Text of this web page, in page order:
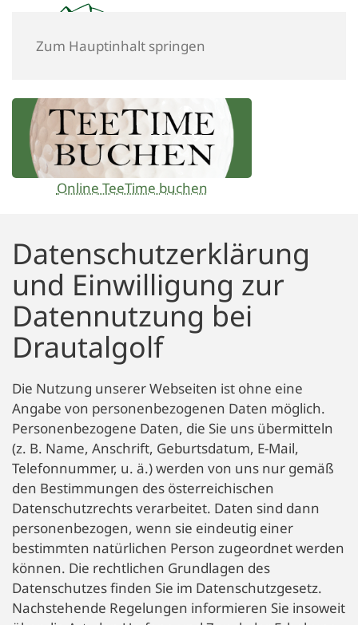
Zum Hauptinhalt springen
Online TeeTime buchen
Datenschutzerklärung
und Einwilligung zur
Datennutzung bei
Drautalgolf
Die Nutzung unserer Webseiten ist ohne eine
Angabe von personenbezogenen Daten möglich.
Personenbezogene Daten, die Sie uns übermitteln
(z. B. Name, Anschrift, Geburtsdatum, E-Mail,
Telefonnummer, u. ä.) werden von uns nur gemäß
den Bestimmungen des österreichischen
Datenschutzrechts verarbeitet. Daten sind dann
personenbezogen, wenn sie eindeutig einer
bestimmten natürlichen Person zugeordnet werden
können. Die rechtlichen Grundlagen des
Datenschutzes finden Sie im Datenschutzgesetz.
Nachstehende Regelungen informieren Sie insoweit